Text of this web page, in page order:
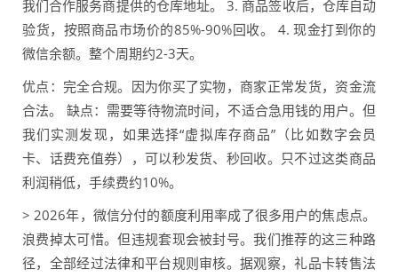
我们合作服务商提供的仓库地址。 3. 商品签收后，仓库自动
验货，按照商品市场价的85%-90%回收。 4. 现金打到你的
微信余额。整个周期约2-3天。
优点：完全合规。因为你买了实物，商家正常发货，资金流
合法。 缺点：需要等待物流时间，不适合急用钱的用户。但
我们实测发现，如果选择“虚拟库存商品”（比如数字会员
卡、话费充值券），可以秒发货、秒回收。只不过这类商品
利润稍低，手续费约10%。
> 2026年，微信分付的额度利用率成了很多用户的焦虑点。
浪费掉太可惜。但违规套现会被封号。我们推荐的这三种路
径，全部经过法律和平台规则审核。据观察，礼品卡转售法